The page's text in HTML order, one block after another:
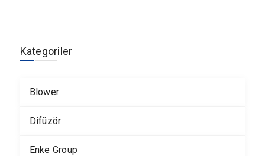
Kategoriler
Blower
Difüzör
Enke Group